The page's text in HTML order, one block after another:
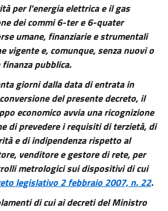
per l'energia elettrica e il gas
dei commi 6-ter e 6-quater
umane, finanziarie e strumentali
vigente e, comunque, senza nuovi o
pubblica.
giorni dalla data di entrata in
del presente decreto, il
economico avvia una ricognizione
di prevedere i requisiti di terzietà, di
e di indipendenza rispetto al
venditore e gestore di rete, per
metrologici sui dispositivi di cui
legislativo 2 febbraio 2007, n. 22.
di cui ai decreti del Ministro